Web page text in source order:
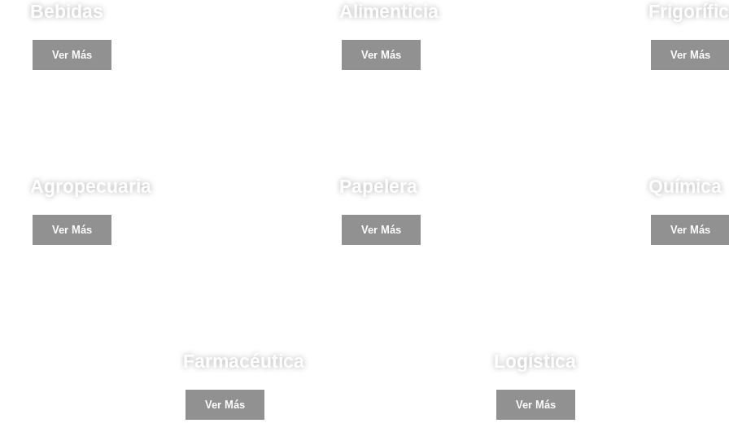
Bebidas
Ver Más
Alimenticia
Ver Más Ver Más
Agropecuaria
Ver Más
Papelera
Ver Más
Química
Ver Más
Farmacéutica
Ver Más
Logística
Ver Más